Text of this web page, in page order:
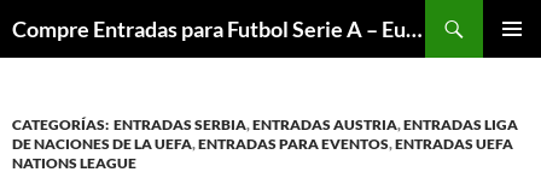
to
Compre Entradas para Futbol Serie A – Europa League – Premier League – Bundesliga
CATEGORÍAS: ENTRADAS SERBIA,ENTRADAS AUSTRIA,ENTRADAS LIGA
DE NACIONES DE LA UEFA,ENTRADAS PARA EVENTOS,ENTRADAS UEFA
NATIONS LEAGUE